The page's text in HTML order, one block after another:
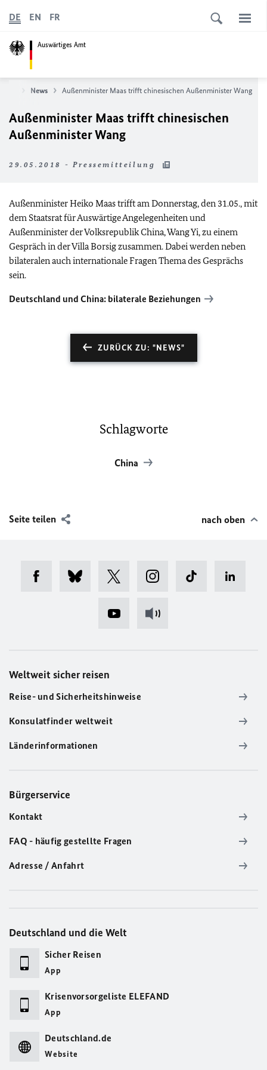
Auswärtiges Amt
DE EN FR
News Außenminister Maas trifft chinesischen Außenminister Wang
Außenminister Maas trifft chinesischen
Außenminister Wang
29.05.2018 - Pressemitteilung
Außenminister Heiko Maas trifft am Donnerstag, den 31.05., mit
dem Staatsrat für Auswärtige Angelegenheiten und
Außenminister der Volksrepublik China, Wang Yi, zu einem
Gespräch in der Villa Borsig zusammen. Dabei werden neben
bilateralen auch internationale Fragen Thema des Gesprächs
sein.
Deutschland und China: bilaterale Beziehungen
ZURÜCK ZU: "NEWS"
Schlagworte
China
Seite teilen nach oben
Weltweit sicher reisen
Reise- und Sicherheitshinweise
Konsulatfinder weltweit
Länderinformationen
Bürgerservice
Kontakt
FAQ - häufig gestellte Fragen
Adresse / Anfahrt
Deutschland und die Welt
Sicher Reisen
App
Krisenvorsorgeliste ELEFAND
App
Deutschland.de
Website